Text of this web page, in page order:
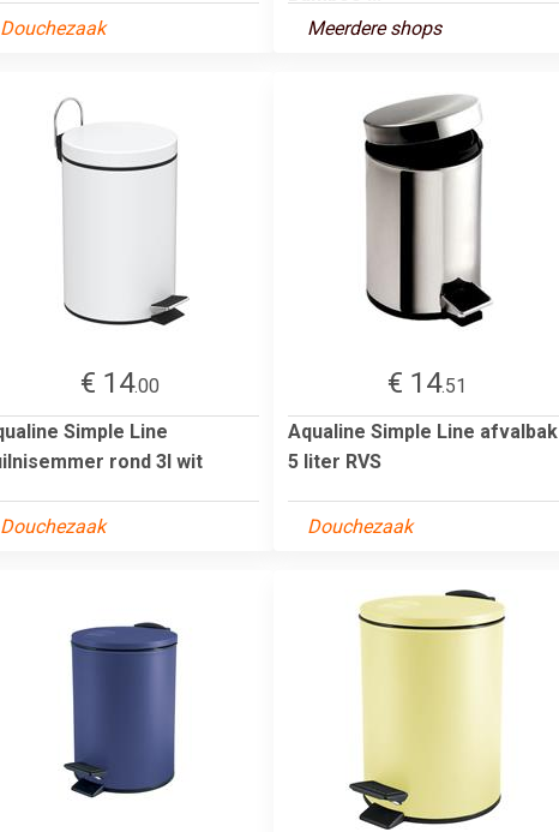
Douchezaak
Meerdere shops
€ 14.00
Simple Line
rond 3l wit
Douchezaak
€ 14.51
Aqualine Simple Line afvalbak
5 liter RVS
Douchezaak